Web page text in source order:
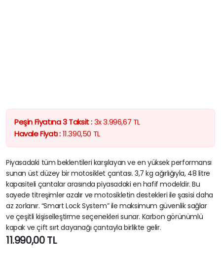
Peşin Fiyatına 3 Taksit :3x3.996,67 TL
Havale Fiyatı :11.390,50 TL
Piyasadaki tüm beklentileri karşılayan ve en yüksek performansı
sunan üst düzey bir motosiklet çantası. 3,7 kg ağırlığıyla, 48 litre
kapasiteli çantalar arasında piyasadaki en hafif modeldir. Bu
sayede titreşimler azalır ve motosikletin destekleri ile şasisi daha
az zorlanır. “Smart Lock System” ile maksimum güvenlik sağlar
ve çeşitli kişiselleştirme seçenekleri sunar. Karbon görünümlü
kapak ve çift sırt dayanağı çantayla birlikte gelir.
11.990,00TL